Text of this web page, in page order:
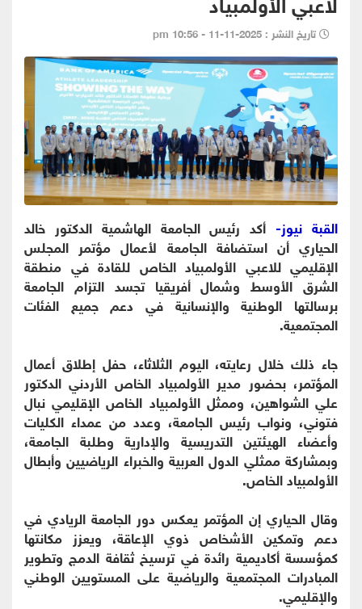
تاريخ النشر : 2025-11-11 - 10:56 pm
القبة نيوز-أكد رئيس الجامعة الهاشمية الدكتور خالد
الحياري أن استضافة الجامعة لأعمال مؤتمر المجلس
الإقليمي للاعبي الأولمبياد الخاص للقادة في منطقة
الشرق الأوسط وشمال أفريقيا تجسد التزام الجامعة
برسالتها الوطنية والإنسانية في دعم جميع الفئات
المجتمعية.
جاء ذلك خلال رعايته، اليوم الثلاثاء، حفل إطلاق أعمال
المؤتمر، بحضور مدير الأولمبياد الخاص الأردني الدكتور
علي الشواهين، وممثل الأولمبياد الخاص الإقليمي نبال
فتوني، ونواب رئيس الجامعة، وعدد من عمداء الكليات
وأعضاء الهيئتين التدريسية والإدارية وطلبة الجامعة،
وبمشاركة ممثلي الدول العربية والخبراء الرياضيين وأبطال
الأولمبياد الخاص.
وقال الحياري إن المؤتمر يعكس دور الجامعة الريادي في
دعم وتمكين الأشخاص ذوي الإعاقة، ويعزز مكانتها
كمؤسسة أكاديمية رائدة في ترسيخ ثقافة الدمج وتطوير
المبادرات المجتمعية والرياضية على المستويين الوطني
والإقليمي.